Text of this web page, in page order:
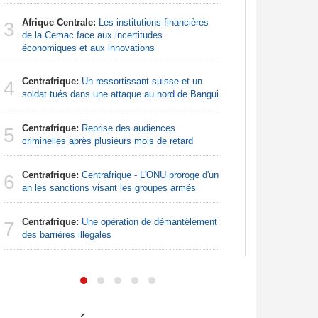
3 Afrique Centrale: Les institutions financières
de la Cemac face aux incertitudes
économiques et aux innovations
4 Centrafrique: Un ressortissant suisse et un
soldat tués dans une attaque au nord de Bangui
5 Centrafrique: Reprise des audiences
criminelles après plusieurs mois de retard
6 Centrafrique: Centrafrique - L'ONU proroge d'un
an les sanctions visant les groupes armés
7 Centrafrique: Une opération de démantèlement
des barrières illégales